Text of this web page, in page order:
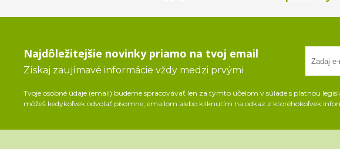
Najdôležitejšie novinky priamo na tvoj email
Získaj zaujímavé informácie vždy medzi prvými
Tvoje osobné údaje (email) budeme spracovávať len za týmto účelom v súlade s platnou
môžeš kedykoľvek odvolať písomne, emailom alebo kliknutím na odkaz z ktoréhokoľvek